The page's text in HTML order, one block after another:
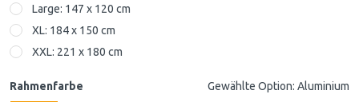
Large: 147 x 120 cm
XL: 184 x 150 cm
XXL: 221 x 180 cm
Rahmenfarbe Gewählte Option: Aluminium